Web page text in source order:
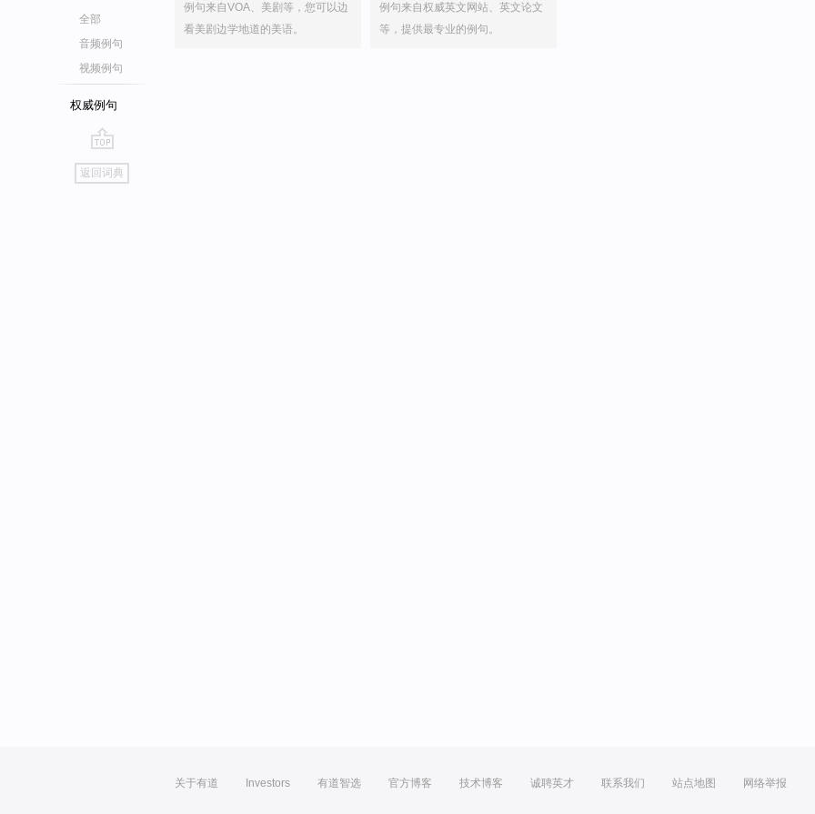
全部
音频例句
视频例句
权威例句
go
top
返回词典
例句来自VOA、美剧等，您可以边
看美剧边学地道的美语。
例句来自权威英文网站、英文论文
等，提供最专业的例句。
关于有道 Investors 有道智选 官方博客 技术博客 诚聘英才 联系我们 站点地图 网络举报